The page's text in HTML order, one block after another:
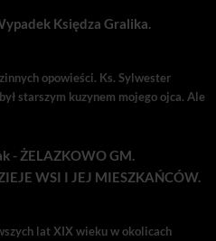
Księdza Gralika.
opowieści. Ks. Sylwester
starszym kuzynem mojego ojca. Ale
- ŻELAZKOWO GM.
WSI I JEJ MIESZKAŃCÓW.
lat XIX wieku w okolicach